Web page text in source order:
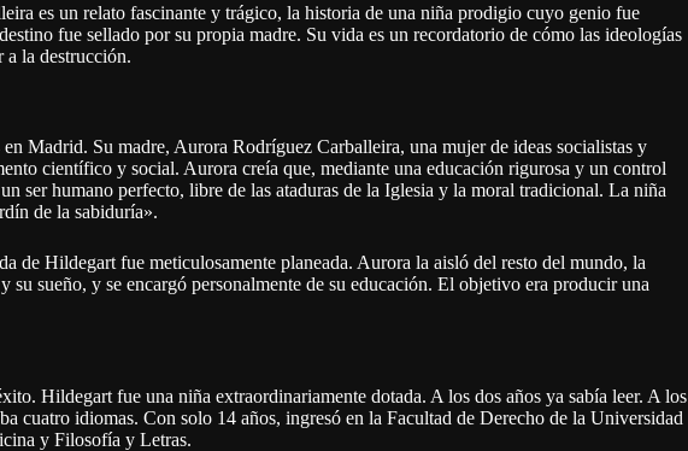
es un relato fascinante y trágico, la historia de una niña prodigio cuyo genio fue
fue sellado por su propia madre. Su vida es un recordatorio de cómo las ideologías
a la destrucción.
Madrid. Su madre, Aurora Rodríguez Carballeira, una mujer de ideas socialistas y
científico y social. Aurora creía que, mediante una educación rigurosa y un control
ser humano perfecto, libre de las ataduras de la Iglesia y la moral tradicional. La niña
de la sabiduría».
de Hildegart fue meticulosamente planeada. Aurora la aisló del resto del mundo, la
su sueño, y se encargó personalmente de su educación. El objetivo era producir una
Hildegart fue una niña extraordinariamente dotada. A los dos años ya sabía leer. A los
cuatro idiomas. Con solo 14 años, ingresó en la Facultad de Derecho de la Universidad
y Filosofía y Letras.